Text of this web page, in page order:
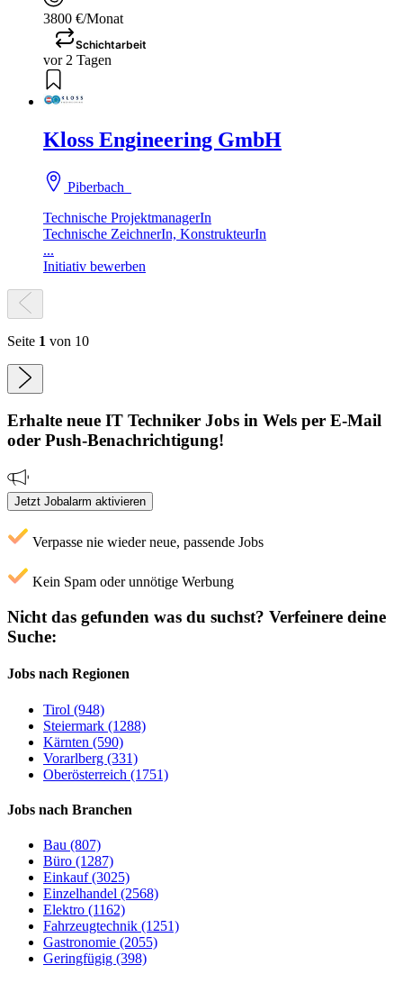
3800 €/Monat
Schichtarbeit
vor 2 Tagen
Kloss Engineering GmbH
Piberbach
Technische ProjektmanagerIn
Technische ZeichnerIn, KonstrukteurIn
...
Initiativ bewerben
Seite 1 von 10
Erhalte neue IT Techniker Jobs in Wels per E-Mail
oder Push-Benachrichtigung!
Jetzt Jobalarm aktivieren
Verpasse nie wieder neue, passende Jobs
Kein Spam oder unnötige Werbung
Nicht das gefunden was du suchst? Verfeinere deine
Suche:
Jobs nach Regionen
Tirol (948)
Steiermark (1288)
Kärnten (590)
Vorarlberg (331)
Oberösterreich (1751)
Jobs nach Branchen
Bau (807)
Büro (1287)
Einkauf (3025)
Einzelhandel (2568)
Elektro (1162)
Fahrzeugtechnik (1251)
Gastronomie (2055)
Geringfügig (398)